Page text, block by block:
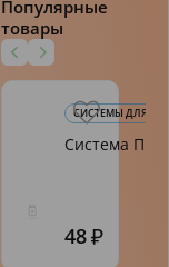
Популярные
товары
СИСТЕМЫ ДЛЯ
Система ПК
48